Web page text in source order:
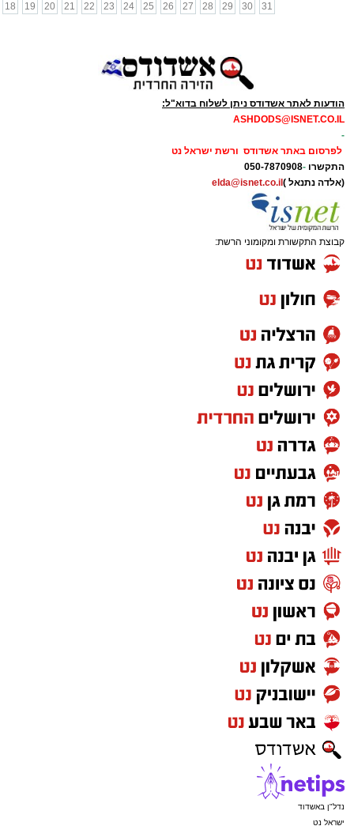
18
19 20 21 22 23 24 25 26 27 28 29 30 31
הודעות לאתר אשדודס ניתן לשלוח בדוא"ל:
ASHDODS@ISNET.CO.IL
-
לפרסום באתר אשדודס ורשת ישראל נט
התקשרו -
050-7870908
(אלדה נתנאל ) elda@isnet.co.il
קבוצת התקשורת ומקומוני הרשת:
נדל"ן באשדוד
ישראל נט